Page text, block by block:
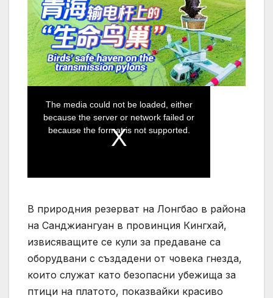
В природния резерват на Лонгбао в района
на Санджиангуан в провинция Кингхай,
извисяващите се кули за предаване са
оборудвани с създадени от човека гнезда,
които служат като безопасни убежища за
птици на платото, показвайки красиво